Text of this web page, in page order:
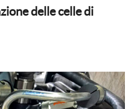
delle celle di